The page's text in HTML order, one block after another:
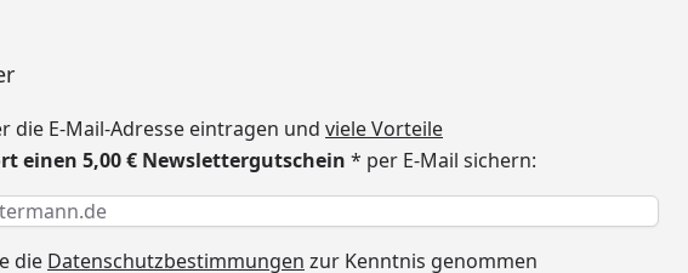
die E-Mail-Adresse eintragen und viele Vorteile
einen 5,00 € Newslettergutschein * per E-Mail sichern:
erforderlich
die Datenschutzbestimmungen zur Kenntnis genommen